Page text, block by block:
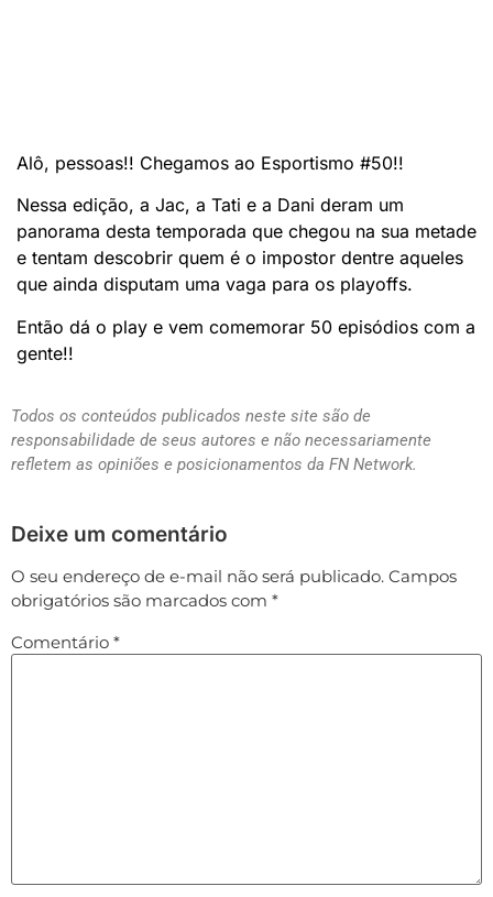
Alô, pessoas!! Chegamos ao Esportismo #50!!
Nessa edição, a Jac, a Tati e a Dani deram um
panorama desta temporada que chegou na sua metade
e tentam descobrir quem é o impostor dentre aqueles
que ainda disputam uma vaga para os playoffs.
Então dá o play e vem comemorar 50 episódios com a
gente!!
Todos os conteúdos publicados neste site são de
responsabilidade de seus autores e não necessariamente
refletem as opiniões e posicionamentos da FN Network.
Deixe um comentário
O seu endereço de e-mail não será publicado. Campos
obrigatórios são marcados com *
Comentário *